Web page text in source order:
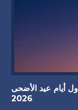
أيام عيد الأضحى
2026